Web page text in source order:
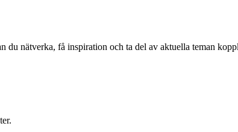
du nätverka, få inspiration och ta del av aktuella teman